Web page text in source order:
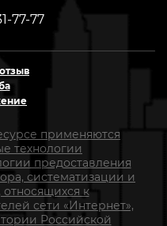
77-77
применяются
технологии
предоставления
систематизации и
к
сети «Интернет»,
Российской